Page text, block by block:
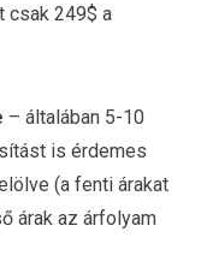
csak 249$ a
– általában 5-10
is érdemes
(a fenti árakat
árak az árfolyam